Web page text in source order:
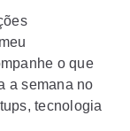
o que
a semana no
tecnologia